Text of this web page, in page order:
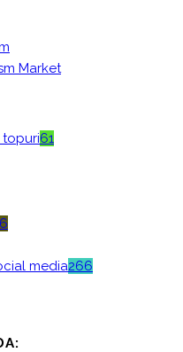
topuri61
media266